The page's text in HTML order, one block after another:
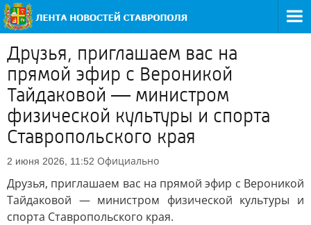
Друзья, приглашаем вас на
прямой эфир с Вероникой
Тайдаковой — министром
физической культуры и спорта
Ставропольского края
2 июня 2026, 11:52 Официально
Друзья, приглашаем вас на прямой эфир с Вероникой
Тайдаковой — министром физической культуры и
спорта Ставропольского края.